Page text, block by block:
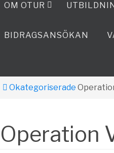
OM OTUR
BIDRAGSANSÖKAN
Home
Okategoriserade
Operation